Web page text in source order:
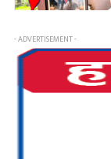
- ADVERTISEMENT -